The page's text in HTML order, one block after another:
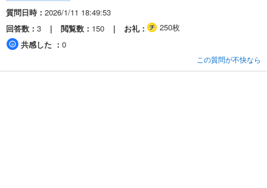
質問日時
2026/1/11 18:49:53
回答数
3 閲覧数 150 お礼
250枚
共感した
0
この質問が不快なら